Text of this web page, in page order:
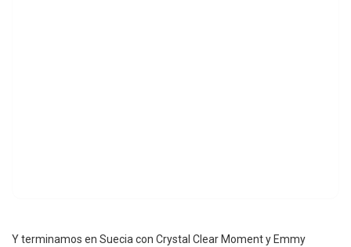
Y terminamos en Suecia con Crystal Clear Moment y Emmy